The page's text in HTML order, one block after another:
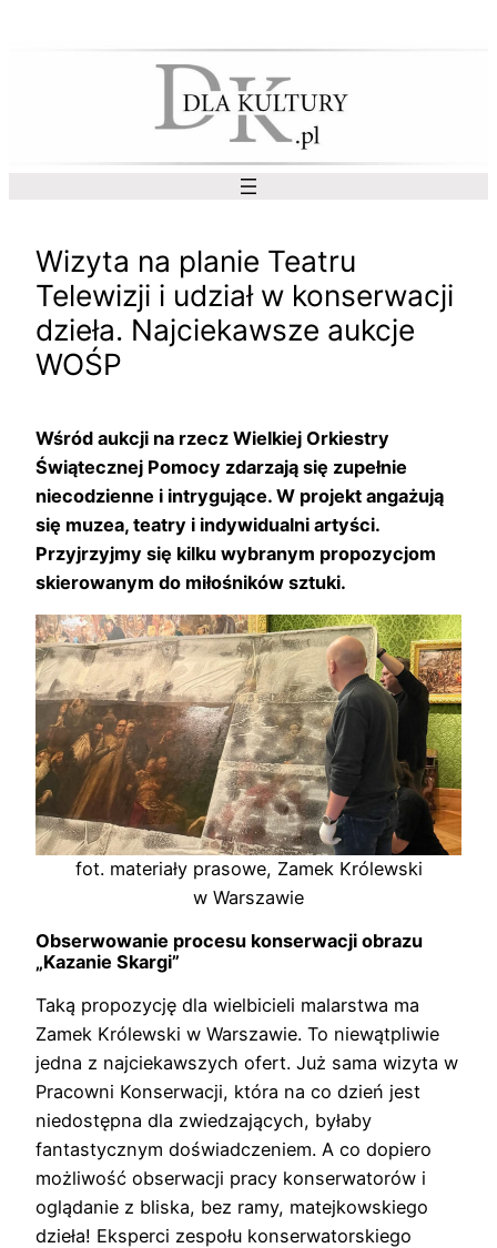
Wizyta na planie Teatru
Telewizji i udział w konserwacji
dzieła. Najciekawsze aukcje
WOŚP
Wśród aukcji na rzecz Wielkiej Orkiestry
Świątecznej Pomocy zdarzają się zupełnie
niecodzienne i intrygujące. W projekt angażują
się muzea, teatry i indywidualni artyści.
Przyjrzyjmy się kilku wybranym propozycjom
skierowanym do miłośników sztuki.
fot. materiały prasowe, Zamek Królewski
w Warszawie
Obserwowanie procesu konserwacji obrazu
„Kazanie Skargi”
Taką propozycję dla wielbicieli malarstwa ma
Zamek Królewski w Warszawie. To niewątpliwie
jedna z najciekawszych ofert. Już sama wizyta w
Pracowni Konserwacji, która na co dzień jest
niedostępna dla zwiedzających, byłaby
fantastycznym doświadczeniem. A co dopiero
możliwość obserwacji pracy konserwatorów i
oglądanie z bliska, bez ramy, matejkowskiego
dzieła! Eksperci zespołu konserwatorskiego